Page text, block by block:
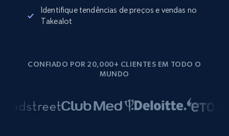
Identifique tendências de preços e vendas no
Takealot
CONFIADO POR 20,000+ CLIENTES EM TODO O
MUNDO